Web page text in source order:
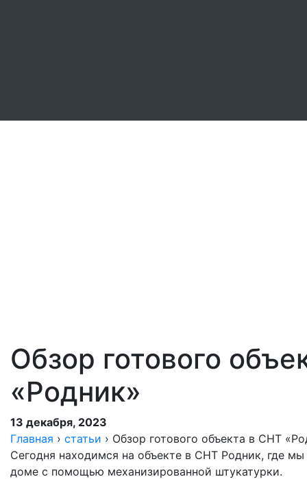
Обзор готового
«Родник»
13 декабря, 2023
Главная › статьи › Обзор готового объекта в СНТ
Сегодня находимся на объекте в СНТ Родник, где
доме с помощью механизированной штукатурки.